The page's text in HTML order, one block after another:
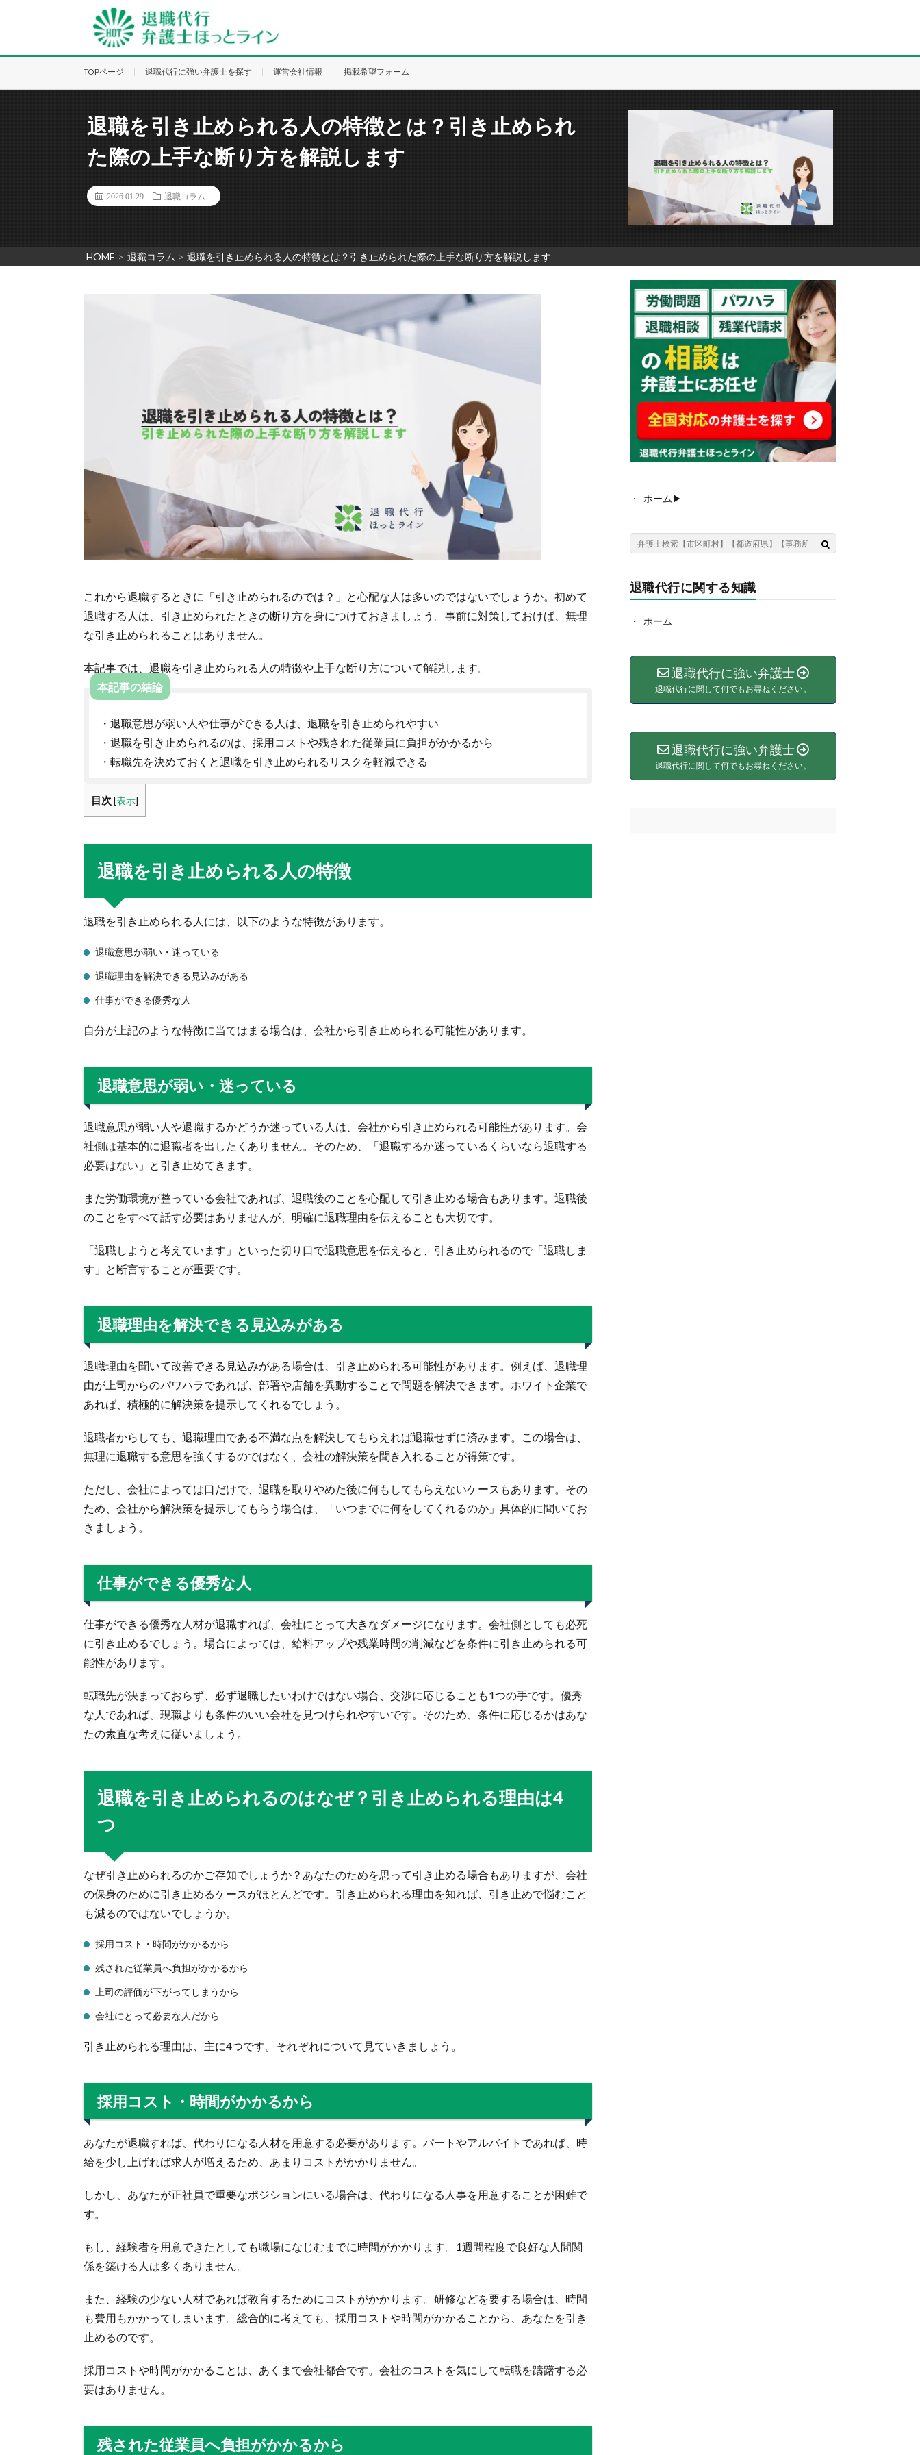
TOPページ 退職代行に強い弁護士を探す 運営会社情報 掲載希望フォーム
退職を引き止められる人の特徴とは？引き止められ
た際の上手な断り方を解説します
2026.01.29 退職コラム
HOME > 退職コラム > 退職を引き止められる人の特徴とは？引き止められた際の上手な断り方を解説します
これから退職するときに「引き止められるのでは？」と心配な人は多いのではないでしょうか。初めて
退職する人は、引き止められたときの断り方を身につけておきましょう。事前に対策しておけば、無理
な引き止められることはありません。
本記事では、退職を引き止められる人の特徴や上手な断り方について解説します。
本記事の結論
・退職意思が弱い人や仕事ができる人は、退職を引き止められやすい
・退職を引き止められるのは、採用コストや残された従業員に負担がかかるから
・転職先を決めておくと退職を引き止められるリスクを軽減できる
目次 [表示]
退職を引き止められる人の特徴
退職を引き止められる人には、以下のような特徴があります。
退職意思が弱い・迷っている
退職理由を解決できる見込みがある
仕事ができる優秀な人
自分が上記のような特徴に当てはまる場合は、会社から引き止められる可能性があります。
退職意思が弱い・迷っている
退職意思が弱い人や退職するかどうか迷っている人は、会社から引き止められる可能性があります。会
社側は基本的に退職者を出したくありません。そのため、「退職するか迷っているくらいなら退職する
必要はない」と引き止めてきます。
また労働環境が整っている会社であれば、退職後のことを心配して引き止める場合もあります。退職後
のことをすべて話す必要はありませんが、明確に退職理由を伝えることも大切です。
「退職しようと考えています」といった切り口で退職意思を伝えると、引き止められるので「退職しま
す」と断言することが重要です。
退職理由を解決できる見込みがある
退職理由を聞いて改善できる見込みがある場合は、引き止められる可能性があります。例えば、退職理
由が上司からのパワハラであれば、部署や店舗を異動することで問題を解決できます。ホワイト企業で
あれば、積極的に解決策を提示してくれるでしょう。
退職者からしても、退職理由である不満な点を解決してもらえれば退職せずに済みます。この場合は、
無理に退職する意思を強くするのではなく、会社の解決策を聞き入れることが得策です。
ただし、会社によっては口だけで、退職を取りやめた後に何もしてもらえないケースもあります。その
ため、会社から解決策を提示してもらう場合は、「いつまでに何をしてくれるのか」具体的に聞いてお
きましょう。
仕事ができる優秀な人
仕事ができる優秀な人材が退職すれば、会社にとって大きなダメージになります。会社側としても必死
に引き止めるでしょう。場合によっては、給料アップや残業時間の削減などを条件に引き止められる可
能性があります。
転職先が決まっておらず、必ず退職したいわけではない場合、交渉に応じることも1つの手です。優秀
な人であれば、現職よりも条件のいい会社を見つけられやすいです。そのため、条件に応じるかはあな
たの素直な考えに従いましょう。
退職を引き止められるのはなぜ？引き止められる理由は4
つ
なぜ引き止められるのかご存知でしょうか？あなたのためを思って引き止める場合もありますが、会社
の保身のために引き止めるケースがほとんどです。引き止められる理由を知れば、引き止めで悩むこと
も減るのではないでしょうか。
採用コスト・時間がかかるから
残された従業員へ負担がかかるから
上司の評価が下がってしまうから
会社にとって必要な人だから
引き止められる理由は、主に4つです。それぞれについて見ていきましょう。
採用コスト・時間がかかるから
あなたが退職すれば、代わりになる人材を用意する必要があります。パートやアルバイトであれば、時
給を少し上げれば求人が増えるため、あまりコストがかかりません。
しかし、あなたが正社員で重要なポジションにいる場合は、代わりになる人事を用意することが困難で
す。
もし、経験者を用意できたとしても職場になじむまでに時間がかかります。1週間程度で良好な人間関
係を築ける人は多くありません。
また、経験の少ない人材であれば教育するためにコストがかかります。研修などを要する場合は、時間
も費用もかかってしまいます。総合的に考えても、採用コストや時間がかかることから、あなたを引き
止めるのです。
採用コストや時間がかかることは、あくまで会社都合です。会社のコストを気にして転職を躊躇する必
要はありません。
残された従業員へ負担がかかるから
ホーム▶︎
退職代行に関する知識
ホーム
退職代行に強い弁護士
退職代行に関して何でもお尋ねください。
退職代行に強い弁護士
退職代行に関して何でもお尋ねください。